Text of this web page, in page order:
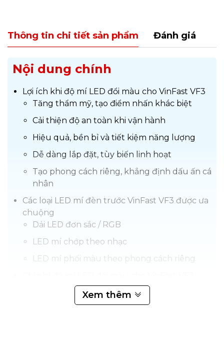
Thông tin chi tiết sản phẩm Đánh giá
Nội dung chính
Lợi ích khi độ mí LED đổi màu cho VinFast VF3
Tăng thẩm mỹ, tạo điểm nhấn khác biệt
Cải thiện độ an toàn khi vận hành
Hiệu quả, bền bỉ và tiết kiệm năng lượng
Dễ dàng lắp đặt, tùy biến linh hoạt
Tạo phong cách riêng, khẳng định dấu ấn cá
nhân
Các loại LED mí đèn trước VinFast VF3 được ưa
chuộng
Dải LED đơn sắc / RGB
LED mí chớp theo nhạc
LED mí phối màu theo phong cách riêng
Quy trình độ mí LED đổi màu cho Vinfast VF3
chuẩn chuyên nghiệp
Xem thêm